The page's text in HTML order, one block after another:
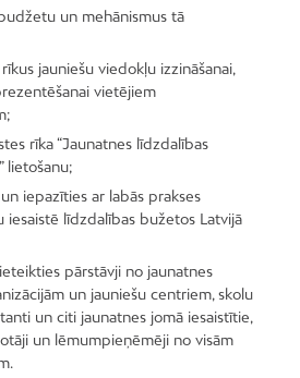
un mehānismus tā
jauniešu viedokļu izzināšanai,
vietējiem
rīka “Jaunatnes līdzdalības
lietošanu;
iepazīties ar labās prakses
iesaistē līdzdalības bužetos Latvijā
pārstāvji no jaunatnes
un jauniešu centriem, skolu
un citi jaunatnes jomā iesaistītie,
un lēmumpieņēmēji no visām